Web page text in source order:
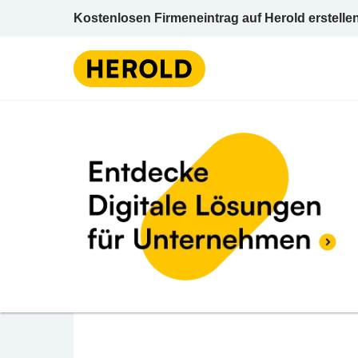
Kostenlosen Firmeneintrag auf Herold
Jugendliche
BEWERTUNG ABGEBEN
Moja Mobile
Leonhardiberggasse 1 2380
Jugendliche (Teenager) / Beratung